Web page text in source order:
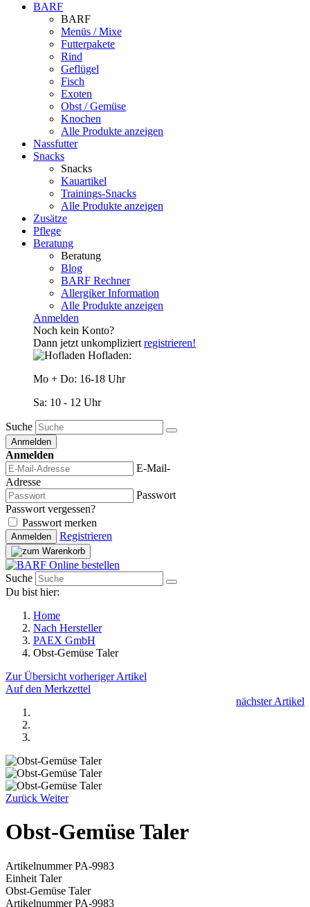
BARF
BARF
Menüs / Mixe
Futterpakete
Rind
Geflügel
Fisch
Exoten
Obst / Gemüse
Knochen
Alle Produkte anzeigen
Nassfutter
Snacks
Snacks
Kauartikel
Trainings-Snacks
Alle Produkte anzeigen
Zusätze
Pflege
Beratung
Beratung
Blog
BARF Rechner
Allergiker Information
Alle Produkte anzeigen
Anmelden
Noch kein Konto?
Dann jetzt unkompliziert registrieren!
Hofladen:
Mo + Do: 16-18 Uhr
Sa: 10 - 12 Uhr
Suche
Anmelden
Anmelden
E-Mail-
Adresse
Passwort
Passwort vergessen?
Passwort merken
Anmelden Registrieren
Suche
Du bist hier:
Home
Nach Hersteller
PAEX GmbH
Obst-Gemüse Taler
Zur Übersicht vorheriger Artikel
Auf den Merkzettel
nächster Artikel
Zurück Weiter
Obst-Gemüse Taler
ArtikelnummerPA-9983
Einheit Taler
Obst-Gemüse Taler
ArtikelnummerPA-9983